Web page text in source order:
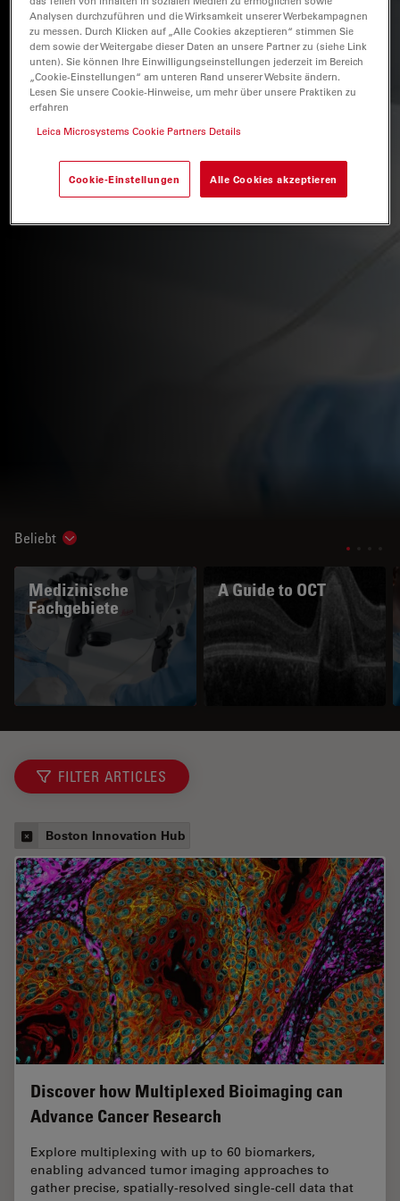
Beliebt Show subnavigation
Medizinische
Fachgebiete
A Guide to OCT
FILTER ARTICLES
Boston Innovation Hub
Discover how Multiplexed Bioimaging can
Advance Cancer Research
Explore multiplexing with up to 60 biomarkers,
enabling advanced tumor imaging approaches to
gather precise, spatially-resolved single-cell data that
Analysen durchzuführen und die Wirksamkeit unserer Werbekampagnen
zu messen. Durch Klicken auf „Alle Cookies akzeptieren“ stimmen Sie
dem sowie der Weitergabe dieser Daten an unsere Partner zu (siehe Link
unten). Sie können Ihre Einwilligungseinstellungen jederzeit im Bereich
„Cookie-Einstellungen“ am unteren Rand unserer Website ändern.
Lesen Sie unsere Cookie-Hinweise, um mehr über unsere Praktiken zu
erfahren
Leica Microsystems Cookie Partners Details
Cookie-Einstellungen Alle Cookies akzeptieren